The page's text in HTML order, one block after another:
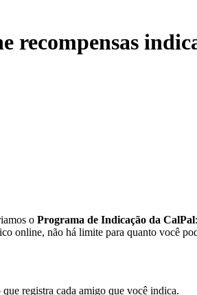
recompensas
o Programa de Indicação da CalPal
online, não há limite para quanto você
registra cada amigo que você indica.